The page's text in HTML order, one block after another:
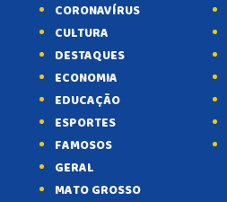
CORONAVÍRUS
CULTURA
DESTAQUES
ECONOMIA
EDUCAÇÃO
ESPORTES
FAMOSOS
GERAL
MATO GROSSO